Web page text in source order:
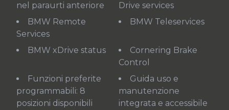
nel paraurti anteriore
Drive services
BMW Remote
Services
BMW Teleservices
BMW xDrive status
Cornering Brake
Control
Funzioni preferite
programmabili: 8
posizioni disponibili
Guida uso e
manutenzione
integrata e accessibile